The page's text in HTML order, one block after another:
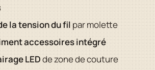
la tension du fil par molette
accessoires intégré
LEDde zone de couture